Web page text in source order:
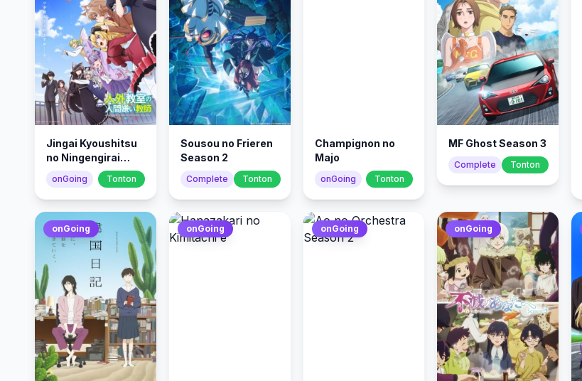
Jingai Kyoushitsu
no Ningengirai
onGoing Tonton
Sousou no Frieren
Season 2
Complete Tonton
Champignon no
Majo
onGoing Tonton
MF Ghost Season 3
Complete Tonton
onGoing onGoing onGoing onGoing